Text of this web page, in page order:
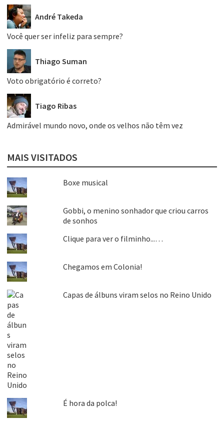
André Takeda
Você quer ser infeliz para sempre?
Thiago Suman
Voto obrigatório é correto?
Tiago Ribas
Admirável mundo novo, onde os velhos não têm vez
MAIS VISITADOS
Boxe musical
Gobbi, o menino sonhador que criou carros
de sonhos
Clique para ver o filminho...…
Chegamos em Colonia!
Capas de álbuns viram selos no Reino Unido
É hora da polca!